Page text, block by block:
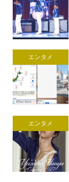
エンタメ
エンタメ